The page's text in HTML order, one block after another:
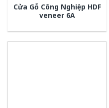
Cửa Gỗ Công Nghiệp HDF
veneer 6A